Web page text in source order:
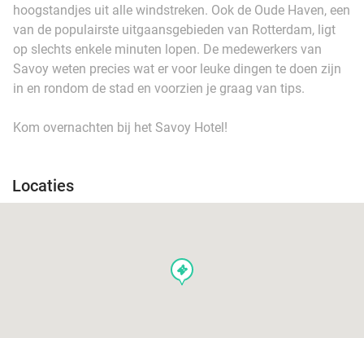
hoogstandjes uit alle windstreken. Ook de Oude Haven, een
van de populairste uitgaansgebieden van Rotterdam, ligt
op slechts enkele minuten lopen. De medewerkers van
Savoy weten precies wat er voor leuke dingen te doen zijn
in en rondom de stad en voorzien je graag van tips.
Kom overnachten bij het Savoy Hotel!
Locaties
events